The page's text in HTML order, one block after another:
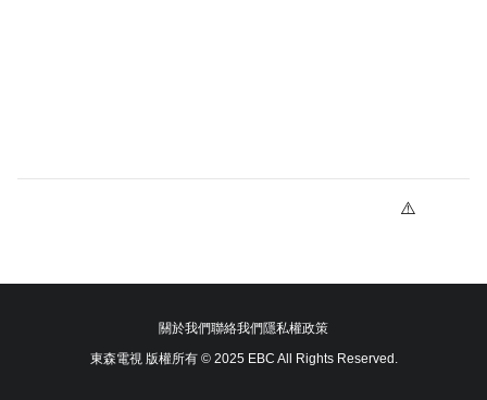
關於我們聯絡我們隱私權政策
東森電視 版權所有 © 2025 EBC All Rights Reserved.